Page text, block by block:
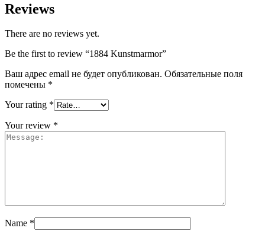
Reviews
There are no reviews yet.
Be the first to review “1884 Kunstmarmor”
Ваш адрес email не будет опубликован. Обязательные поля
помечены *
Your rating *
Your review *
Name *